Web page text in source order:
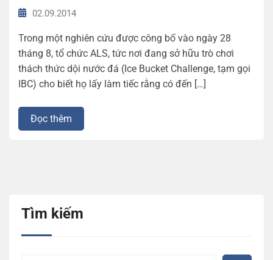
02.09.2014
Trong một nghiên cứu được công bố vào ngày 28
tháng 8, tổ chức ALS, tức nơi đang sở hữu trò chơi
thách thức dội nước đá (Ice Bucket Challenge, tạm gọi
IBC) cho biết họ lấy làm tiếc rằng có đến […]
Đọc thêm
Tìm kiếm